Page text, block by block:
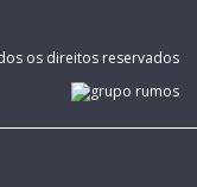
os direitos reservados